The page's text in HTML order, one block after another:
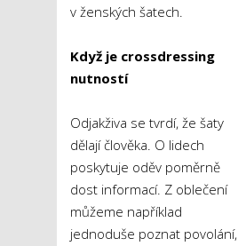
v ženských šatech.
Když je crossdressing
nutností
Odjakživa se tvrdí, že šaty
dělají člověka. O lidech
poskytuje oděv poměrně
dost informací. Z oblečení
můžeme například
jednoduše poznat povolání,